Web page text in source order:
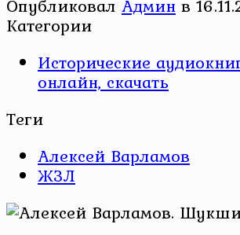
Опубликовал Админ в
Категории
Исторические
онлайн, скачать
Теги
Алексей Варламов
ЖЗЛ